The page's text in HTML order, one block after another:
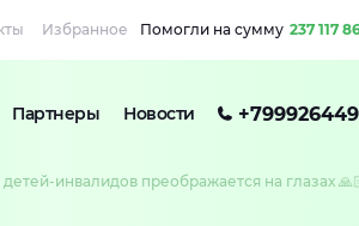
Избранное Помогли на сумму 237 117
Партнеры Новости
инвалидов преображается на глазах